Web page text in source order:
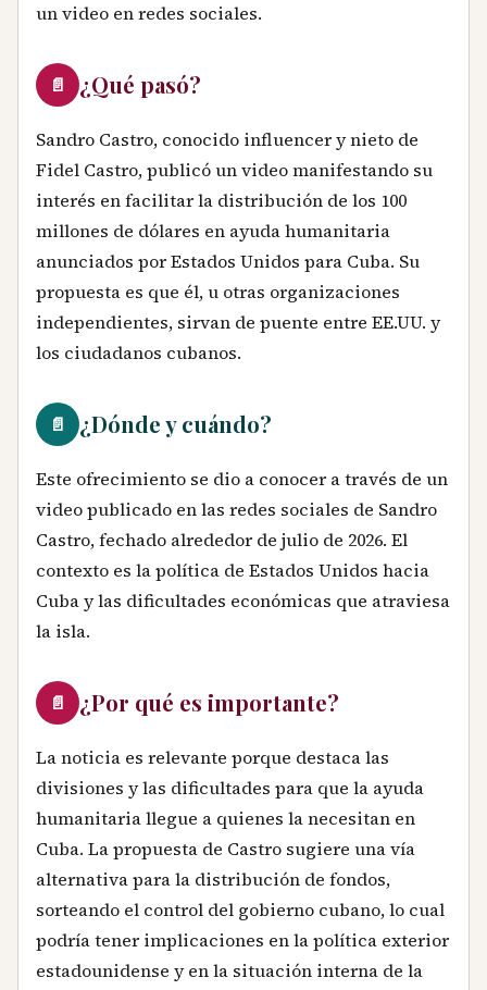
un video en redes sociales.
📄 ¿Qué pasó?
Sandro Castro, conocido influencer y nieto de
Fidel Castro, publicó un video manifestando su
interés en facilitar la distribución de los 100
millones de dólares en ayuda humanitaria
anunciados por Estados Unidos para Cuba. Su
propuesta es que él, u otras organizaciones
independientes, sirvan de puente entre EE.UU. y
los ciudadanos cubanos.
📄 ¿Dónde y cuándo?
Este ofrecimiento se dio a conocer a través de un
video publicado en las redes sociales de Sandro
Castro, fechado alrededor de julio de 2026. El
contexto es la política de Estados Unidos hacia
Cuba y las dificultades económicas que atraviesa
la isla.
📄 ¿Por qué es importante?
La noticia es relevante porque destaca las
divisiones y las dificultades para que la ayuda
humanitaria llegue a quienes la necesitan en
Cuba. La propuesta de Castro sugiere una vía
alternativa para la distribución de fondos,
sorteando el control del gobierno cubano, lo cual
podría tener implicaciones en la política exterior
estadounidense y en la situación interna de la